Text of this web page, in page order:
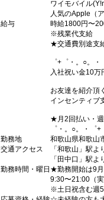
ワイモバイル
人気のApple（
給与
時給1800円〜
※残業代支給
★交通費別途支
゜+゜・。○。
入社祝い金10万
お友達を紹介頂
インセンティブ
★月2回払い・
゜・。○。・゜
勤務地
和歌山県和歌山
交通アクセス
「和歌山」駅よ
「田中口」駅よ
勤務時間・曜日 ★勤務開始は9
9:30〜21:00（
※土日祝含む週